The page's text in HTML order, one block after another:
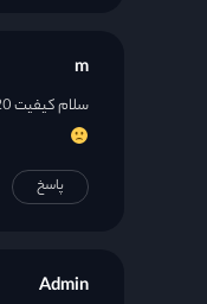
m
سلام کیفیت 720 نمیزارید؟؟
پاسخ
Admin